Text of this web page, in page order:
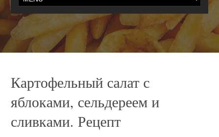
Картофельный салат с
яблоками, сельдереем и
сливками. Рецепт